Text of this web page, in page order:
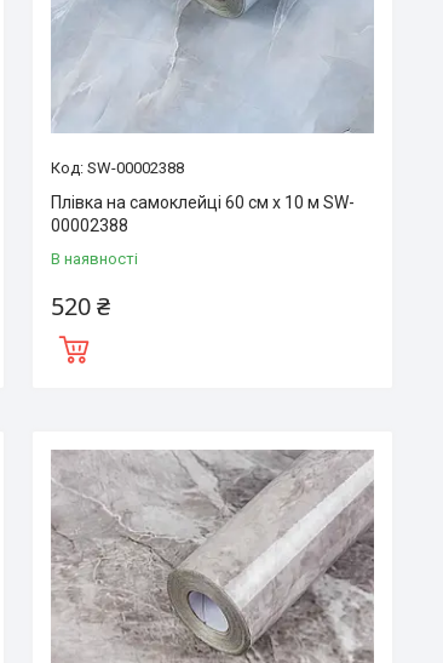
SW-00002388
Плівка на самоклейці 60 см х 10 м SW-
00002388
В наявності
520 ₴